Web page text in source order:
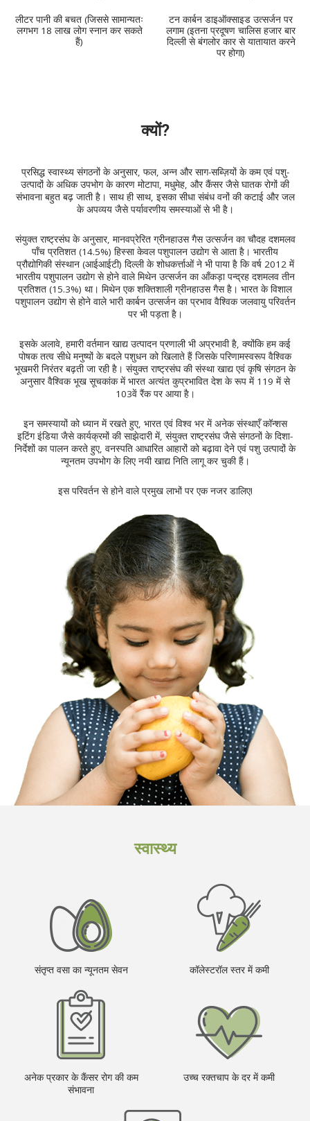
लीटर पानी की बचत (जिससे सामान्यतः
लगभग 18 लाख लोग स्नान कर सकते
हैं)
टन कार्बन डाइऑक्साइड उत्सर्जन पर
लगाम (इतना प्रदूषण चालिस हजार बार
दिल्ली से बंगलोर कार से यातायात करने
पर होगा)
क्यों?
प्रसिद्ध स्वास्थ्य संगठनों के अनुसार, फल, अन्न और साग-सब्ज़ियों के कम एवं पशु-
उत्पादों के अधिक उपभोग के कारण मोटापा, मधुमेह, और कैंसर जैसे घातक रोगों की
संभावना बहुत बढ़ जाती है। साथ ही साथ, इसका सीधा संबंध वनों की कटाई और जल
के अपव्यय जैसे पर्यावरणीय समस्याओं से भी है।
संयुक्त राष्ट्रसंघ के अनुसार, मानवप्रेरित ग्रीनहाउस गैस उत्सर्जन का चौदह दशमलव
पाँच प्रतिशत (14.5%) हिस्सा केवल पशुपालन उद्योग से आता है। भारतीय
प्रौद्योगिकी संस्थान (आईआईटी) दिल्ली के शोधकर्त्ताओं ने भी पाया है कि वर्ष 2012 में
भारतीय पशुपालन उद्योग से होने वाले मिथेन उत्सर्जन का आँकड़ा पन्द्रह दशमलव तीन
प्रतिशत (15.3%) था। मिथेन एक शक्तिशाली ग्रीनहाउस गैस है। भारत के विशाल
पशुपालन उद्योग से होने वाले भारी कार्बन उत्सर्जन का प्रभाव वैश्विक जलवायु परिवर्तन
पर भी पड़ता है।
इसके अलावे, हमारी वर्तमान खाद्य उत्पादन प्रणाली भी अप्रभावी है, क्योंकि हम कई
पोषक तत्व सीधे मनुष्यों के बदले पशुधन को खिलाते हैं जिसके परिणामस्वरूप वैश्विक
भूखमरी निरंतर बढ़ती जा रही है। संयुक्त राष्ट्रसंघ की संस्था खाद्य एवं कृषि संगठन के
अनुसार वैश्विक भूख सूचकांक में भारत अत्यंत कुप्रभावित देश के रूप में 119 में से
103वें रैंक पर आया है।
इन समस्यायों को ध्यान में रखते हुए, भारत एवं विश्व भर में अनेक संस्थाएँ कॉन्शस
इटिंग इंडिया जैसे कार्यक्रमों की साझेदारी में, संयुक्त राष्ट्रसंघ जैसे संगठनों के दिशा-
निर्देशों का पालन करते हुए, वनस्पति आधारित आहारों को बढ़ावा देने एवं पशु उत्पादों के
न्यूनतम उपभोग के लिए नयी खाद्य निति लागू कर चुकी हैं।
इस परिवर्तन से होने वाले प्रमुख लाभों पर एक नजर डालिए!
स्वास्थ्य
संतृप्त वसा का न्यूनतम सेवन कॉलेस्टरॉल स्तर में कमी
अनेक प्रकार के कैंसर रोग की कम
संभावना
उच्च रक्तचाप के दर में कमी